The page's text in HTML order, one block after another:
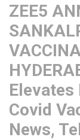
ZEE5
Elevates
Covid
News,